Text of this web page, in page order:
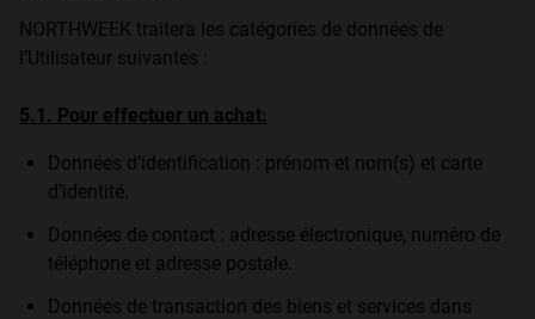
NORTHWEEK traitera les catégories de données de
l’Utilisateur suivantes :
5.1. Pour effectuer un achat:
Données d’identification : prénom et nom(s) et carte
d’identité.
Données de contact : adresse électronique, numéro de
téléphone et adresse postale.
Données de transaction des biens et services dans